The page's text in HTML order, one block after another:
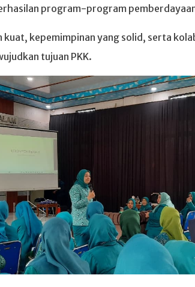
program-program
kepemimpinan yang solid, serta
tujuan PKK.